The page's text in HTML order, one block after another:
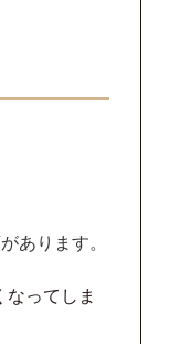
あります。
ってしま